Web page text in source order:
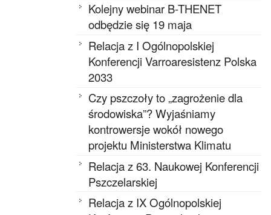
Kolejny webinar B-THENET
odbędzie się 19 maja
Relacja z I Ogólnopolskiej
Konferencji Varroaresistenz Polska
2033
Czy pszczoły to „zagrożenie dla
środowiska”? Wyjaśniamy
kontrowersje wokół nowego
projektu Ministerstwa Klimatu
Relacja z 63. Naukowej Konferencji
Pszczelarskiej
Relacja z IX Ogólnopolskiej